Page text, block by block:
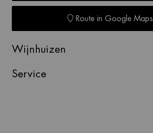
Route in Google Maps
Wijnhuizen
Service